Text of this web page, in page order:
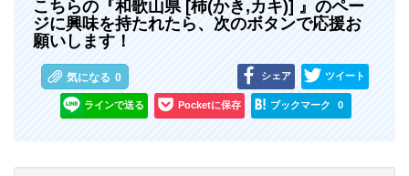
こちらの『和歌山県 [柿(かき,カキ)] 』のペー
ジに興味を持たれたら、次のボタンで応援お
願いします！
気になる 0 シェア ツイート
ラインで送る Pocketに保存 ブックマーク 0